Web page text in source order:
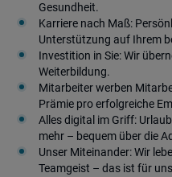
Gesundheit.
Karriere nach Maß:
Unterstützung auf Ihrem
Investition in Sie: Wir
Weiterbildung.
Mitarbeiter werben
Prämie pro erfolgreiche
Alles digital im Griff:
mehr – bequem über die
Unser Miteinander: Wir
Teamgeist – das ist für